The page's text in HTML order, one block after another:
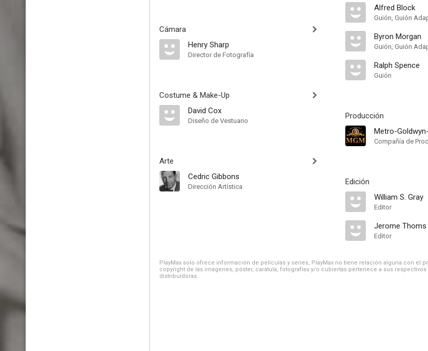
Cámara
Henry Sharp
Director de Fotografía
Costume & Make-Up
David Cox
Diseño de Vestuario
Arte
Cedric Gibbons
Dirección Artística
Alfred Block
Guión, Guión
Byron Morgan
Guión, Guión
Ralph Spence
Guión
Producción
Metro-
Compañía de
Edición
William S. Gray
Editor
Jerome Thoms
Editor
PlayMax solo ofrece información de películas y series, PlayMax no tiene relación alguna con el
copyright de las imágenes, póster, carátula, fotografías y/o cubiertas pertenece a sus
distribuidoras.